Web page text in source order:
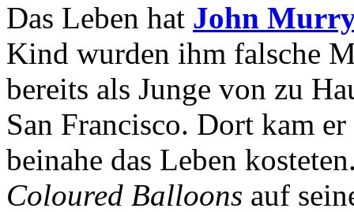
Das Leben hat John
Kind wurden ihm falsche
bereits als Junge von zu
San Francisco. Dort kam
beinahe das Leben
Coloured Balloons auf